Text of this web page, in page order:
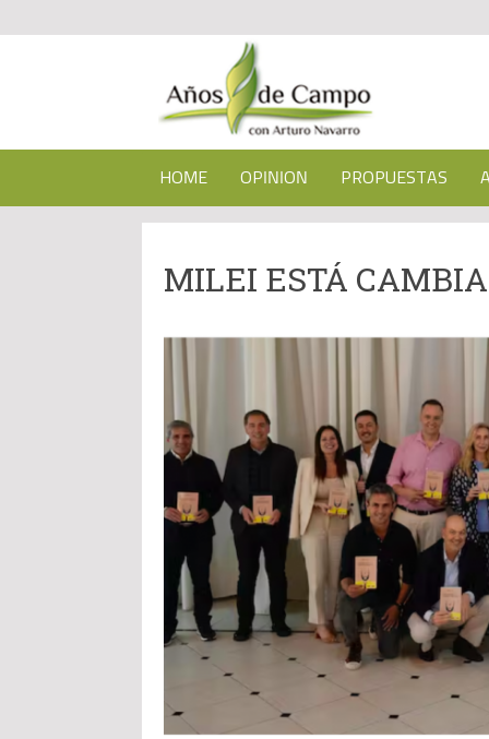
HOME OPINION PROPUESTAS
MILEI ESTÁ